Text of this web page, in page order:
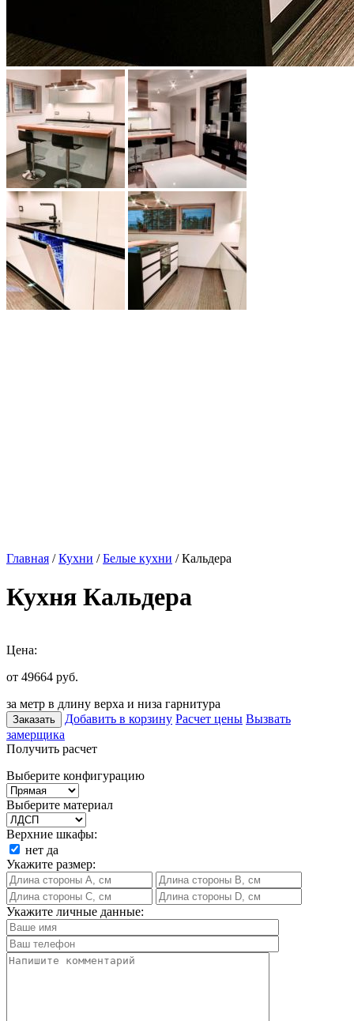
Главная /Кухни /Белые кухни / Кальдера
Кухня Кальдера
Цена:
от 49664 руб.
за метр в длину верха и низа гарнитура
Заказать Добавить в корзину Расчет цены Вызвать
замерщика
Получить расчет
Выберите конфигурацию
Выберите материал
Верхние шкафы:
нет да
Укажите размер:
Укажите личные данные: